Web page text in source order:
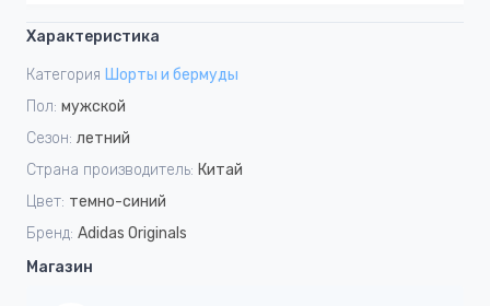
Характеристика
Категория Шорты и бермуды
Пол: мужской
Сезон: летний
Страна производитель: Китай
Цвет: темно-синий
Бренд: Adidas Originals
Магазин